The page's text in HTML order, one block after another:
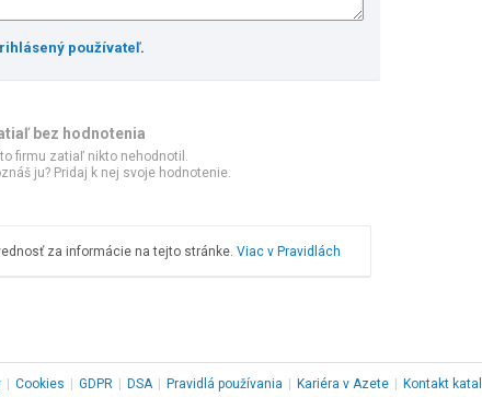
používateľ.
bez hodnotenia
firmu zatiaľ nikto nehodnotil.
ju? Pridaj k nej svoje hodnotenie.
za informácie na tejto stránke. Viac v Pravidlách
Cookies GDPR DSA Pravidlá používania Kariéra v Azete Kontakt